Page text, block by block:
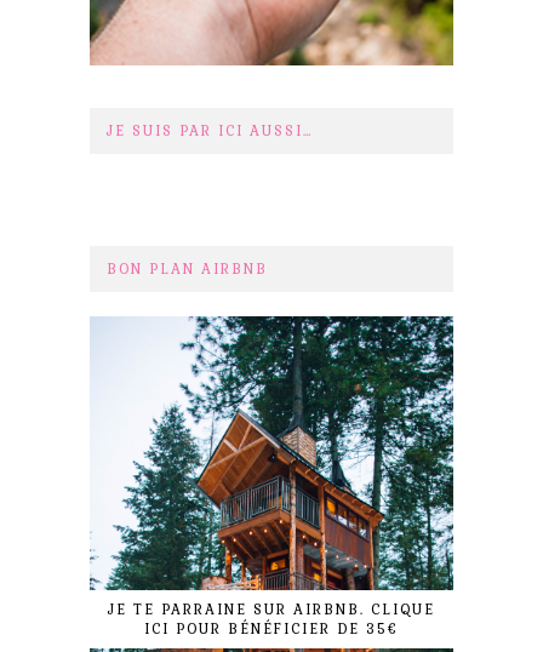
JE SUIS PAR ICI AUSSI…
BON PLAN AIRBNB
JE TE PARRAINE SUR AIRBNB. CLIQUE
ICI POUR BÉNÉFICIER DE 35€